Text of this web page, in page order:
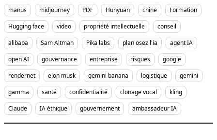
manus
midjourney PDF Hunyuan chine
Formation
Hugging face
video propriété intellectuelle
conseil
alibaba
Sam Altman Pika labs plan osez l'ia
agent IA
open AI
gouvernance entreprise risques
google
rendernet
elon musk gemini banana logistique
gemini
gamma
santé confidentialité clonage vocal
kling
Claude
IA éthique gouvernement ambassadeur IA